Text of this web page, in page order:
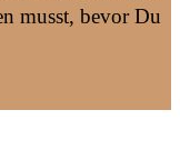
musst, bevor Du